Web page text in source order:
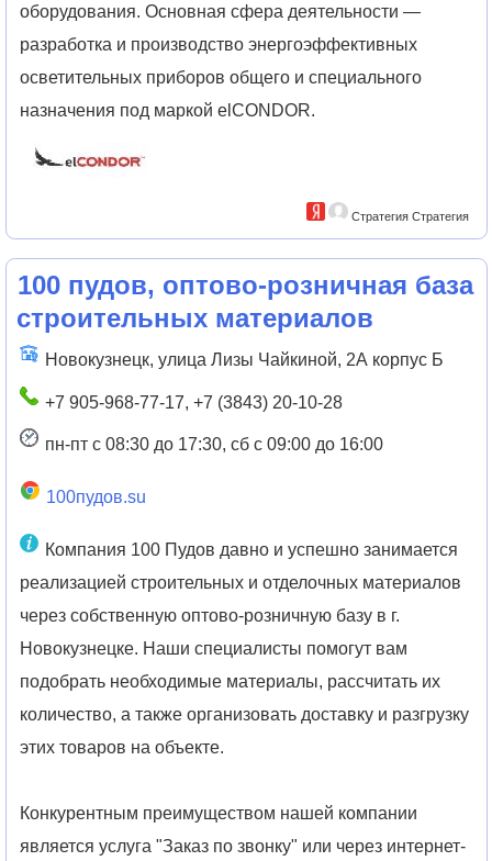
оборудования. Основная сфера деятельности —
разработка и производство энергоэффективных
осветительных приборов общего и специального
назначения под маркой elCONDOR.
Стратегия Стратегия
100 пудов, оптово-розничная база
строительных материалов
Новокузнецк, улица Лизы Чайкиной, 2А корпус Б
+7 905-968-77-17, +7 (3843) 20-10-28
пн-пт с 08:30 до 17:30, сб с 09:00 до 16:00
100пудов.su
Компания 100 Пудов давно и успешно занимается
реализацией строительных и отделочных материалов
через собственную оптово-розничную базу в г.
Новокузнецке. Наши специалисты помогут вам
подобрать необходимые материалы, рассчитать их
количество, а также организовать доставку и разгрузку
этих товаров на объекте.
Конкурентным преимуществом нашей компании
является услуга "Заказ по звонку" или через интернет-